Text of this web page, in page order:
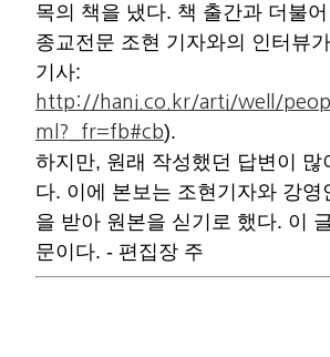
목의 책을 냈다. 책 출간과 더불
종교전문 조현 기자와의 인터뷰
기사:
http://hani.co.kr/arti/well/
ml?_fr=fb#cb).
하지만, 원래 작성했던 답변이 많
다. 이에 본보는 조현기자와 강영
을 받아 원본을 싣기로 했다. 이
문이다. - 편집장 주